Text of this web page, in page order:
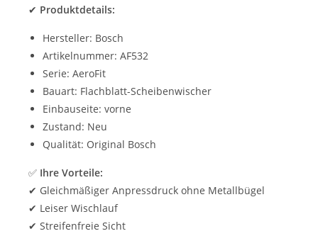
✔ Produktdetails:
Hersteller: Bosch
Artikelnummer: AF532
Serie: AeroFit
Bauart: Flachblatt-Scheibenwischer
Einbauseite: vorne
Zustand: Neu
Qualität: Original Bosch
✅ Ihre Vorteile:
✔ Gleichmäßiger Anpressdruck ohne Metallbügel
✔ Leiser Wischlauf
✔ Streifenfreie Sicht